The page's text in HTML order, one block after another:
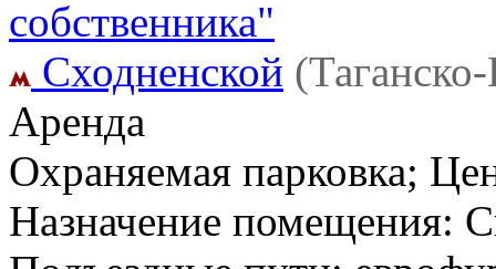
собственника"
Сходненской
Аренда
Охраняемая парковка;
Назначение помещения: